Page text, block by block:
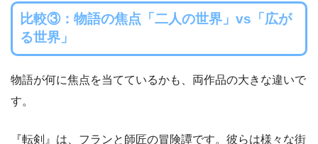
比較③：物語の焦点「二人の世界」vs「広が
る世界」
物語が何に焦点を当てているかも、両作品の大きな違いで
す。
『転剣』は、フランと師匠の冒険譚です。彼らは様々な街